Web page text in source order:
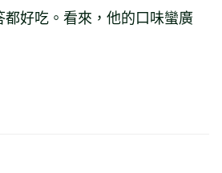
好吃。看來，他的口味蠻廣